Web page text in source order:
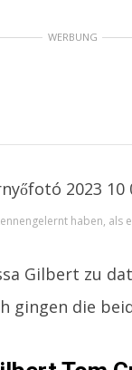
WERBUNG
haben, als
Gilbert zu
gingen die